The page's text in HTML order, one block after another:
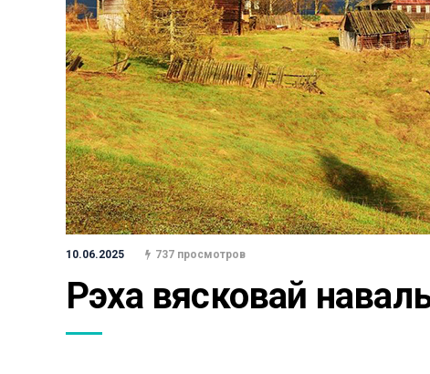
10.06.2025 737 просмотров
Рэха вясковай